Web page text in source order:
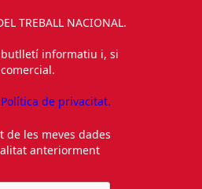
TREBALL NACIONAL.
informatiu i, si
Política de privacitat.
de les meves dades
anteriorment